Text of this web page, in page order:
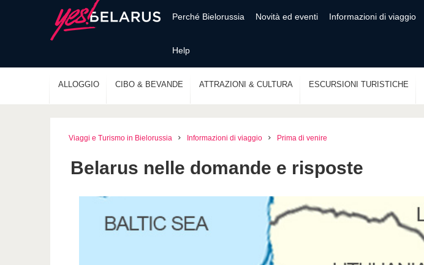
Perché Bielorussia Novità ed eventi Informazioni di viaggio
Help
ALLOGGIO CIBO & BEVANDE ATTRAZIONI & CULTURA ESCURSIONI TURISTICHE
Viaggi e Turismo in Bielorussia Informazioni di viaggio Prima di venire
Belarus nelle domande e risposte